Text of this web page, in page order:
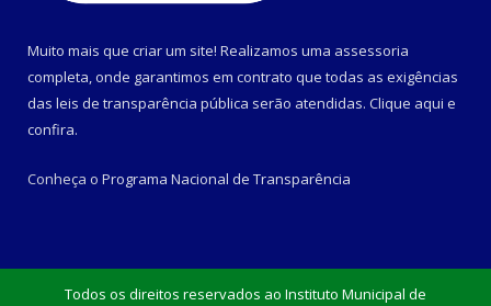
Muito mais que criar um site! Realizamos uma assessoria
completa, onde garantimos em contrato que todas as exigências
das leis de transparência pública serão atendidas. Clique aqui e
confira.
Conheça o Programa Nacional de Transparência
Todos os direitos reservados ao Instituto Municipal de